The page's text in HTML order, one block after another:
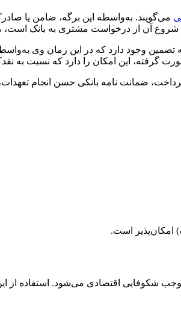
می‌گویند. به‌واسطه این برگه، ضامن یا
شروع آن از درخواست مشتری به بانک
وجود دارد که در این زمان وی
گرفته، این امکان را دارد که نسبت به
ضمانت نامه بانکی حسن انجام
امکان‌پذیر است.
شکوفایی اقتصادی می‌شود. استفاده از